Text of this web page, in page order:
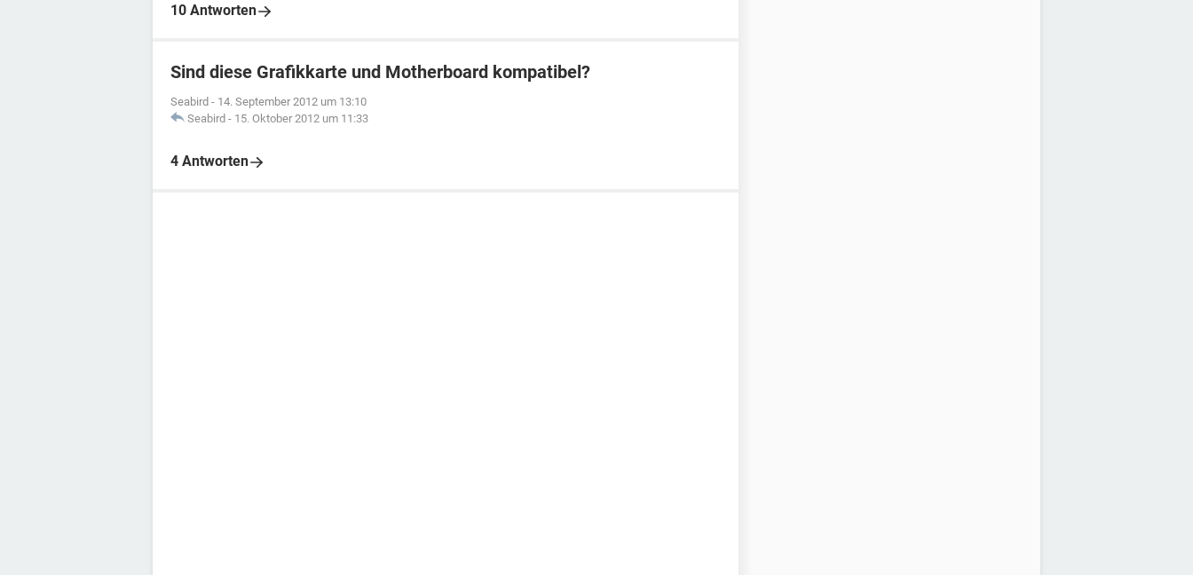
10 Antworten
Sind diese Grafikkarte und Motherboard kompatibel?
Seabird - 14. September 2012 um 13:10
Seabird - 15. Oktober 2012 um 11:33
4 Antworten